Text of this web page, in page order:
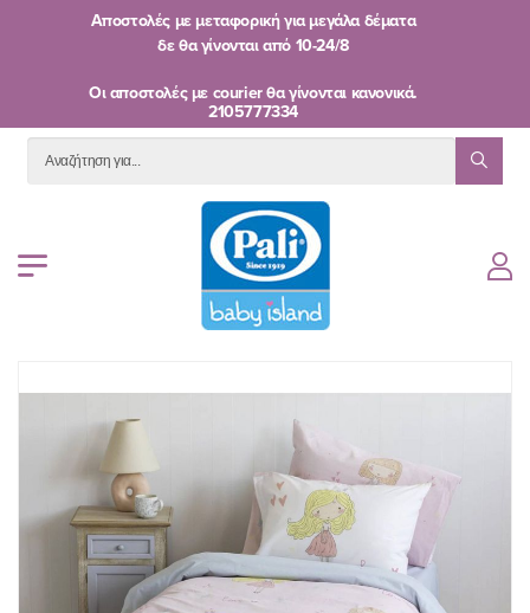
Αποστολές με μεταφορική για μεγάλα δέματα
δε θα γίνονται από 10-24/8
Oι αποστολές με courier θα γίνονται κανονικά.
2105777334